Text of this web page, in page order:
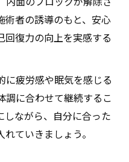
術者の誘導のもと、安心
回復力の向上を実感する
に疲労感や眠気を感じる
調に合わせて継続するこ
しながら、自分に合った
ていきましょう。